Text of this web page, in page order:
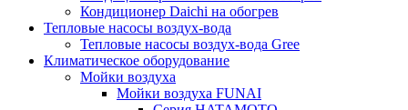
Кондиционер Daichi на обогрев
Тепловые насосы воздух-вода
Тепловые насосы воздух-вода Gree
Климатическое оборудование
Мойки воздуха
Мойки воздуха FUNAI